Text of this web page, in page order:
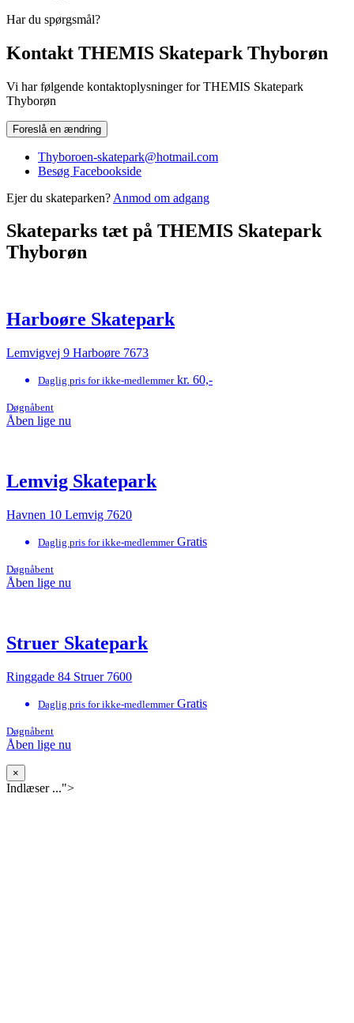
Har du spørgsmål?
Kontakt THEMIS Skatepark Thyborøn
Vi har følgende kontaktoplysninger for THEMIS Skatepark
Thyborøn
Foreslå en ændring
Thyboroen-skatepark@hotmail.com
Besøg Facebookside
Ejer du skateparken? Anmod om adgang
Skateparks tæt på THEMIS Skatepark
Thyborøn
Harboøre Skatepark
Lemvigvej 9 Harboøre 7673
Daglig pris for ikke-medlemmer kr. 60,-
Døgnåbent
Åben lige nu
Lemvig Skatepark
Havnen 10 Lemvig 7620
Daglig pris for ikke-medlemmer Gratis
Døgnåbent
Åben lige nu
Struer Skatepark
Ringgade 84 Struer 7600
Daglig pris for ikke-medlemmer Gratis
Døgnåbent
Åben lige nu
×
Indlæser ...">